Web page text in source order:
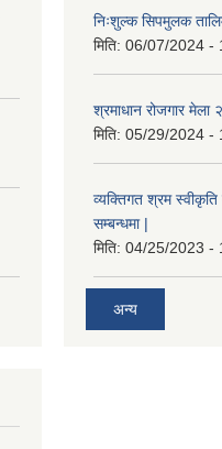
निःशुल्क सिपमुलक
मिति: 06/07/2024 -
श्रमाधान रोजगार मेला
मिति: 05/29/2024 -
व्यक्तिगत श्रम
सम्बन्धमा |
मिति: 04/25/2023 -
अन्य